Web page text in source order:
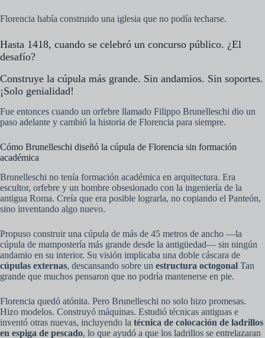
Florencia había construido una iglesia que no podía techarse.
Hasta 1418, cuando se celebró un concurso público. ¿El
desafío?
Construye la cúpula más grande. Sin andamios. Sin soportes.
¡Solo genialidad!
Fue entonces cuando un orfebre llamado Filippo Brunelleschi dio un
paso adelante y cambió la historia de Florencia para siempre.
Cómo Brunelleschi diseñó la cúpula de Florencia sin formación
académica
Brunelleschi no tenía formación académica en arquitectura. Era
escultor, orfebre y un hombre obsesionado con la ingeniería de la
antigua Roma. Creía que era posible lograrla, no copiando el Panteón,
sino inventando algo nuevo.
Propuso construir una cúpula de más de 45 metros de ancho —la
cúpula de mampostería más grande desde la antigüedad— sin ningún
andamio en su interior. Su visión implicaba una doble cáscara de
cúpulas externas, descansando sobre un estructura octogonal Tan
grande que muchos pensaron que no podría mantenerse en pie.
Florencia quedó atónita. Pero Brunelleschi no solo hizo promesas.
Hizo modelos. Construyó máquinas. Estudió técnicas antiguas e
inventó otras nuevas, incluyendo la técnica de colocación de ladrillos
en espiga de pescado, lo que ayudó a que los ladrillos se entrelazaran